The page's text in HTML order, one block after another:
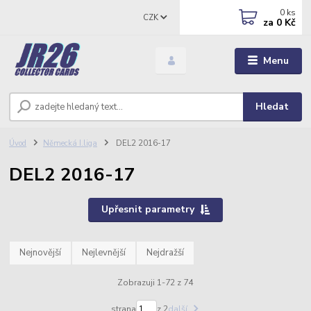
Menu
CZK
Hledat
0 ks
za 0 Kč
Úvod Německá I.liga DEL2 2016-17
DEL2 2016-17
Upřesnit parametry
Nejnovější Nejlevnější Nejdražší
Zobrazuji 1-72 z 74